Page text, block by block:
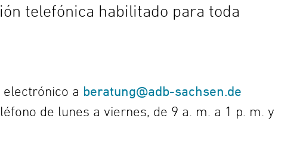
telefónica habilitado para toda
a beratung@adb-sachsen.de
de lunes a viernes, de 9 a. m. a 1 p. m. y